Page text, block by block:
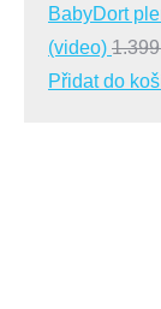
BabyDort
(video)
Přidat do